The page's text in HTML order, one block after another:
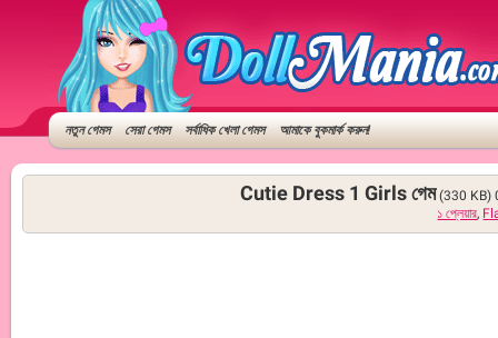
নতুন গেমস সেরা গেমস সর্বাধিক খেলা গেমস আমাকে বুকমার্ক করুন!
Cutie Dress 1 Girls গেম (330 KB)
১ প্লেয়ার,